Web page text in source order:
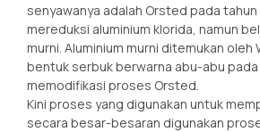
senyawanya adalah Orsted pada
mereduksi aluminium klorida, namun
murni. Aluminium murni ditemukan oleh
bentuk serbuk berwarna abu-abu
memodifikasi proses Orsted.
Kini proses yang digunakan untuk
secara besar-besaran digunakan